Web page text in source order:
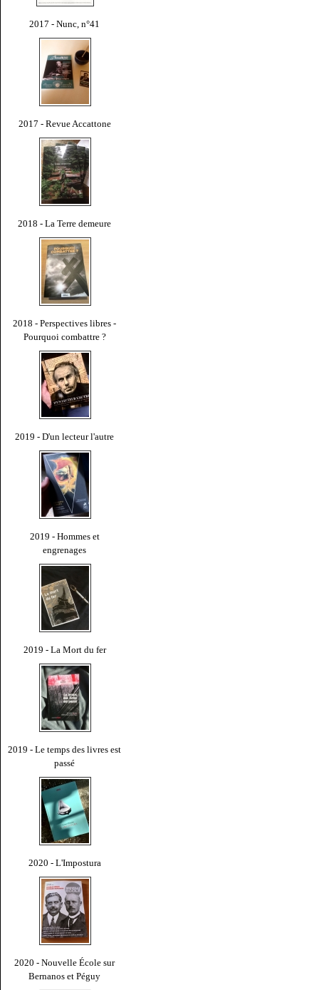
2017 - Nunc, n°41
2017 - Revue Accattone
2018 - La Terre demeure
2018 - Perspectives libres -
Pourquoi combattre ?
2019 - D'un lecteur l'autre
2019 - Hommes et
engrenages
2019 - La Mort du fer
2019 - Le temps des livres est
passé
2020 - L'Impostura
2020 - Nouvelle École sur
Bernanos et Péguy